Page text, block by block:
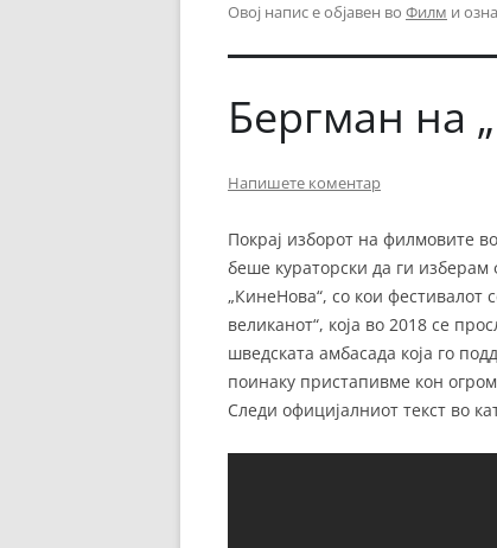
Овој напис е објавен во Филм и
Бергман на
Напишете коментар
Покрај изборот на филмовите
беше кураторски да ги
„КинеНова“, со кои фестивалот
великанот“, која во 2018 се
шведската амбасада која го
поинаку пристапивме кон
Следи официјалниот текст во